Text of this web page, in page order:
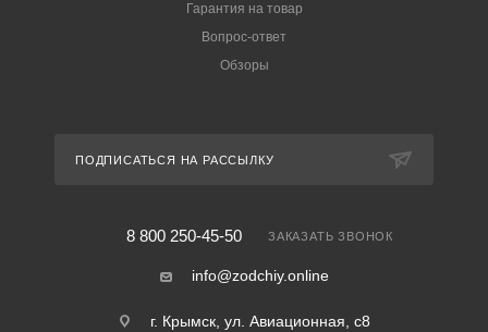
Гарантия на товар
Вопрос-ответ
Обзоры
ПОДПИСАТЬСЯ НА РАССЫЛКУ
8 800 250-45-50 ЗАКАЗАТЬ ЗВОНОК
info@zodchiy.online
г. Крымск, ул. Авиационная, с8